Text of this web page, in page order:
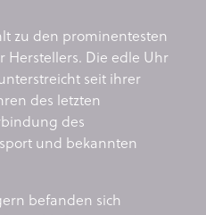
zu den prominentesten
Herstellers. Die edle Uhr
seit ihrer
des letzten
des
und bekannten
befanden sich